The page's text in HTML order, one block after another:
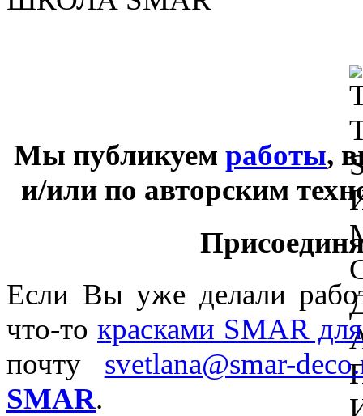
Мы публикуем работы,
и/или по авторским
Если Вы уже делали
что-то красками SMAR
почту svetlana@smar-
SMAR.